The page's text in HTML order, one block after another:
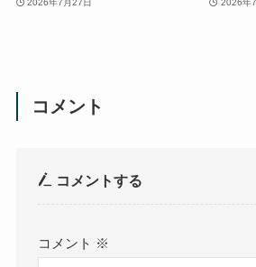
2026年7月27日 2026年
コメント
コメントする
コメント ※